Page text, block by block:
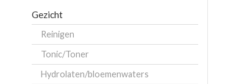
Gezicht
Reinigen
Tonic/Toner
Hydrolaten/bloemenwaters